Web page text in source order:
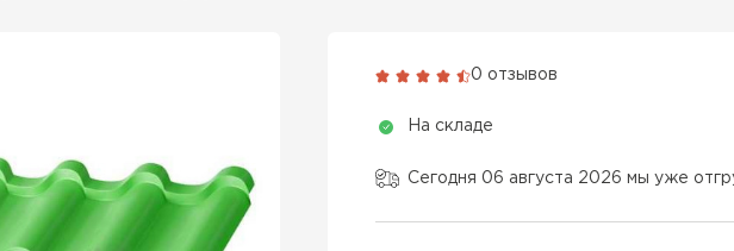
Kamea Grand Line
Монтеррей Grand Line
0 отзывов
На складе
Сегодня 06 августа 2026 мы уже